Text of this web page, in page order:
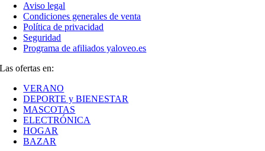
Aviso legal
Condiciones generales de venta
Política de privacidad
Seguridad
Programa de afiliados yaloveo.es
Las ofertas en:
VERANO
DEPORTE y BIENESTAR
MASCOTAS
ELECTRÓNICA
HOGAR
BAZAR